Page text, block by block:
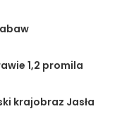
1,2 promila
krajobraz Jasła